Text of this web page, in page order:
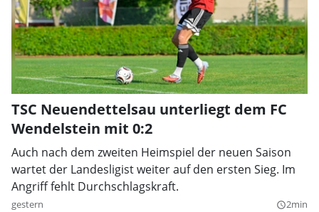
TSC Neuendettelsau unterliegt dem FC
Wendelstein mit 0:2
Auch nach dem zweiten Heimspiel der neuen Saison
wartet der Landesligist weiter auf den ersten Sieg. Im
Angriff fehlt Durchschlagskraft.
gestern query_builder2min